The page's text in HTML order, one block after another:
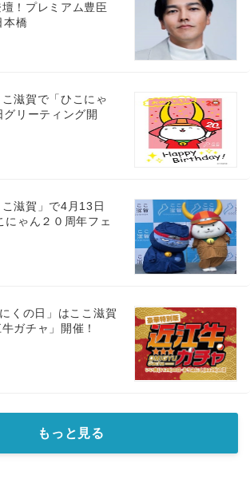
！プレミアム豊臣
本橋
滋賀で「ひこにゃ
リーティング開
滋賀」で4月13日
にゃん２０周年フェ
くの日」はここ滋賀
ガチャ」開催！
もっと見る